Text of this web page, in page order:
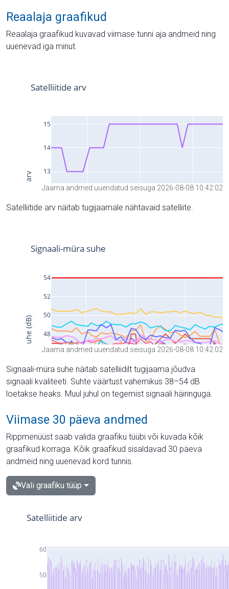
Reaalaja graafikud
Reaalaja graafikud kuvavad viimase tunni aja andmeid ning
uuenevad iga minut.
Jaama andmed uuendatud seisuga 2026-08-08 10:42:02
Satelliitide arv näitab tugijaamale nähtavaid satelliite.
Jaama andmed uuendatud seisuga 2026-08-08 10:42:02
Signaali-müra suhe näitab satelliidilt tugijaama jõudva
signaali kvaliteeti. Suhte väärtust vahemikus 38–54 dB
loetakse heaks. Muul juhul on tegemist signaali häiringuga.
Viimase 30 päeva andmed
Rippmenüüst saab valida graafiku tüübi või kuvada kõik
graafikud korraga. Kõik graafikud sisaldavad 30 päeva
andmeid ning uuenevad kord tunnis.
Vali graafiku tüüp
50
60
Satelliitide arv